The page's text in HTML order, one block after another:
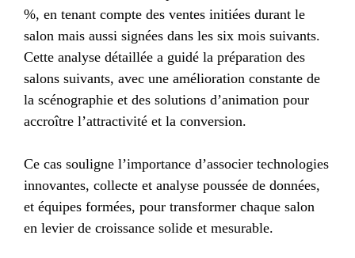
%, en tenant compte des ventes initiées durant le
salon mais aussi signées dans les six mois suivants.
Cette analyse détaillée a guidé la préparation des
salons suivants, avec une amélioration constante de
la scénographie et des solutions d’animation pour
accroître l’attractivité et la conversion.
Ce cas souligne l’importance d’associer technologies
innovantes, collecte et analyse poussée de données,
et équipes formées, pour transformer chaque salon
en levier de croissance solide et mesurable.